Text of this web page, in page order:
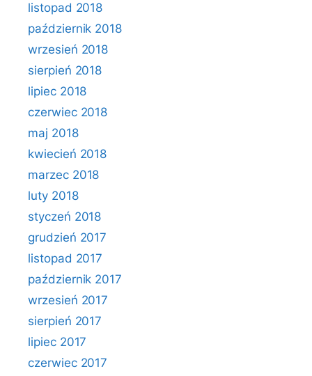
listopad 2018
październik 2018
wrzesień 2018
sierpień 2018
lipiec 2018
czerwiec 2018
maj 2018
kwiecień 2018
marzec 2018
luty 2018
styczeń 2018
grudzień 2017
listopad 2017
październik 2017
wrzesień 2017
sierpień 2017
lipiec 2017
czerwiec 2017